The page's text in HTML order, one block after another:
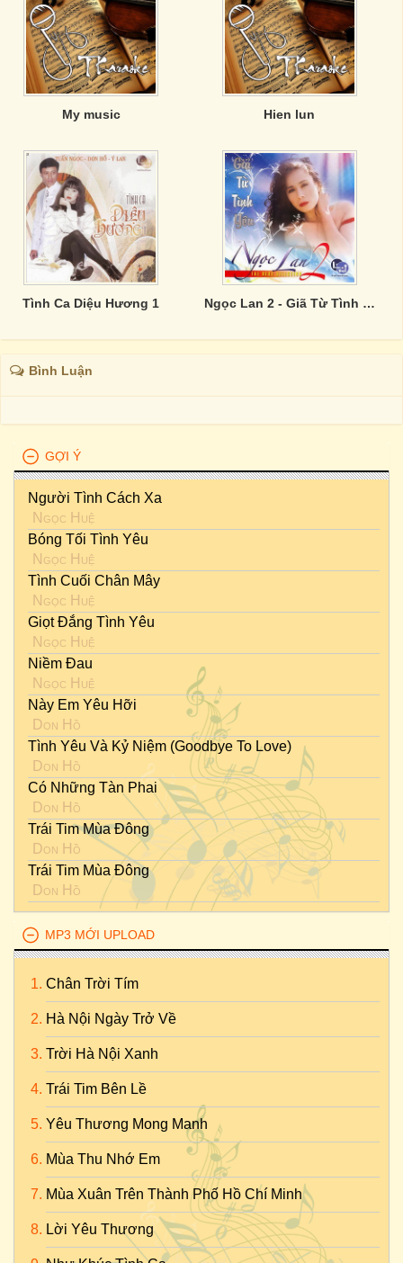
My music Hien lun
Tình Ca Diệu Hương 1 Ngọc Lan 2 - Giã Từ Tình Yêu
Bình Luận
GỢI Ý
Người Tình Cách Xa
Ngọc Huệ
Bóng Tối Tình Yêu
Ngọc Huệ
Tình Cuối Chân Mây
Ngọc Huệ
Giọt Đắng Tình Yêu
Ngọc Huệ
Niềm Đau
Ngọc Huệ
Này Em Yêu Hỡi
Don Hồ
Tình Yêu Và Kỷ Niệm (Goodbye To Love)
Don Hồ
Có Những Tàn Phai
Don Hồ
Trái Tim Mùa Đông
Don Hồ
Trái Tim Mùa Đông
Don Hồ
MP3 MỚI UPLOAD
Chân Trời Tím
Hà Nội Ngày Trở Về
Trời Hà Nội Xanh
Trái Tim Bên Lề
Yêu Thương Mong Manh
Mùa Thu Nhớ Em
Mùa Xuân Trên Thành Phố Hồ Chí Minh
Lời Yêu Thương